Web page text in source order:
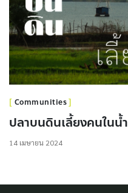
Communities
ปลาบนดินเลี้ยงคนในน้ำ
14 เมษายน 2024